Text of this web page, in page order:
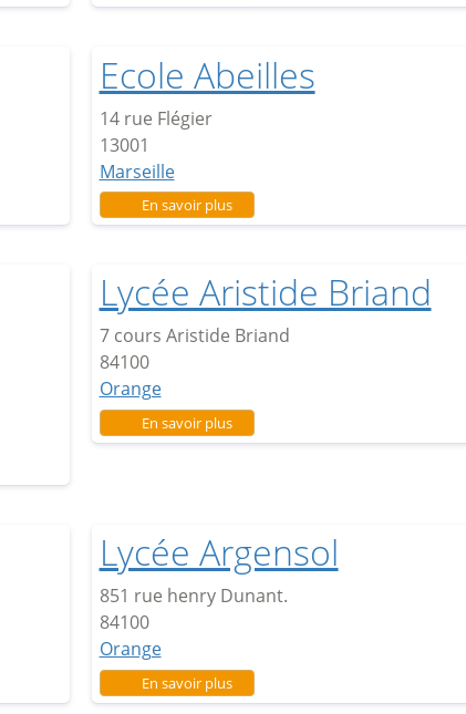
Ecole Abeilles
14 rue Flégier
13001
Marseille
En savoir plussur Ecole Abeilles
Lycée Aristide Briand
7 cours Aristide Briand
84100
Orange
En savoir plussur Lycée Aristide Briand
Lycée Argensol
851 rue henry Dunant.
84100
Orange
En savoir plussur Lycée Argensol